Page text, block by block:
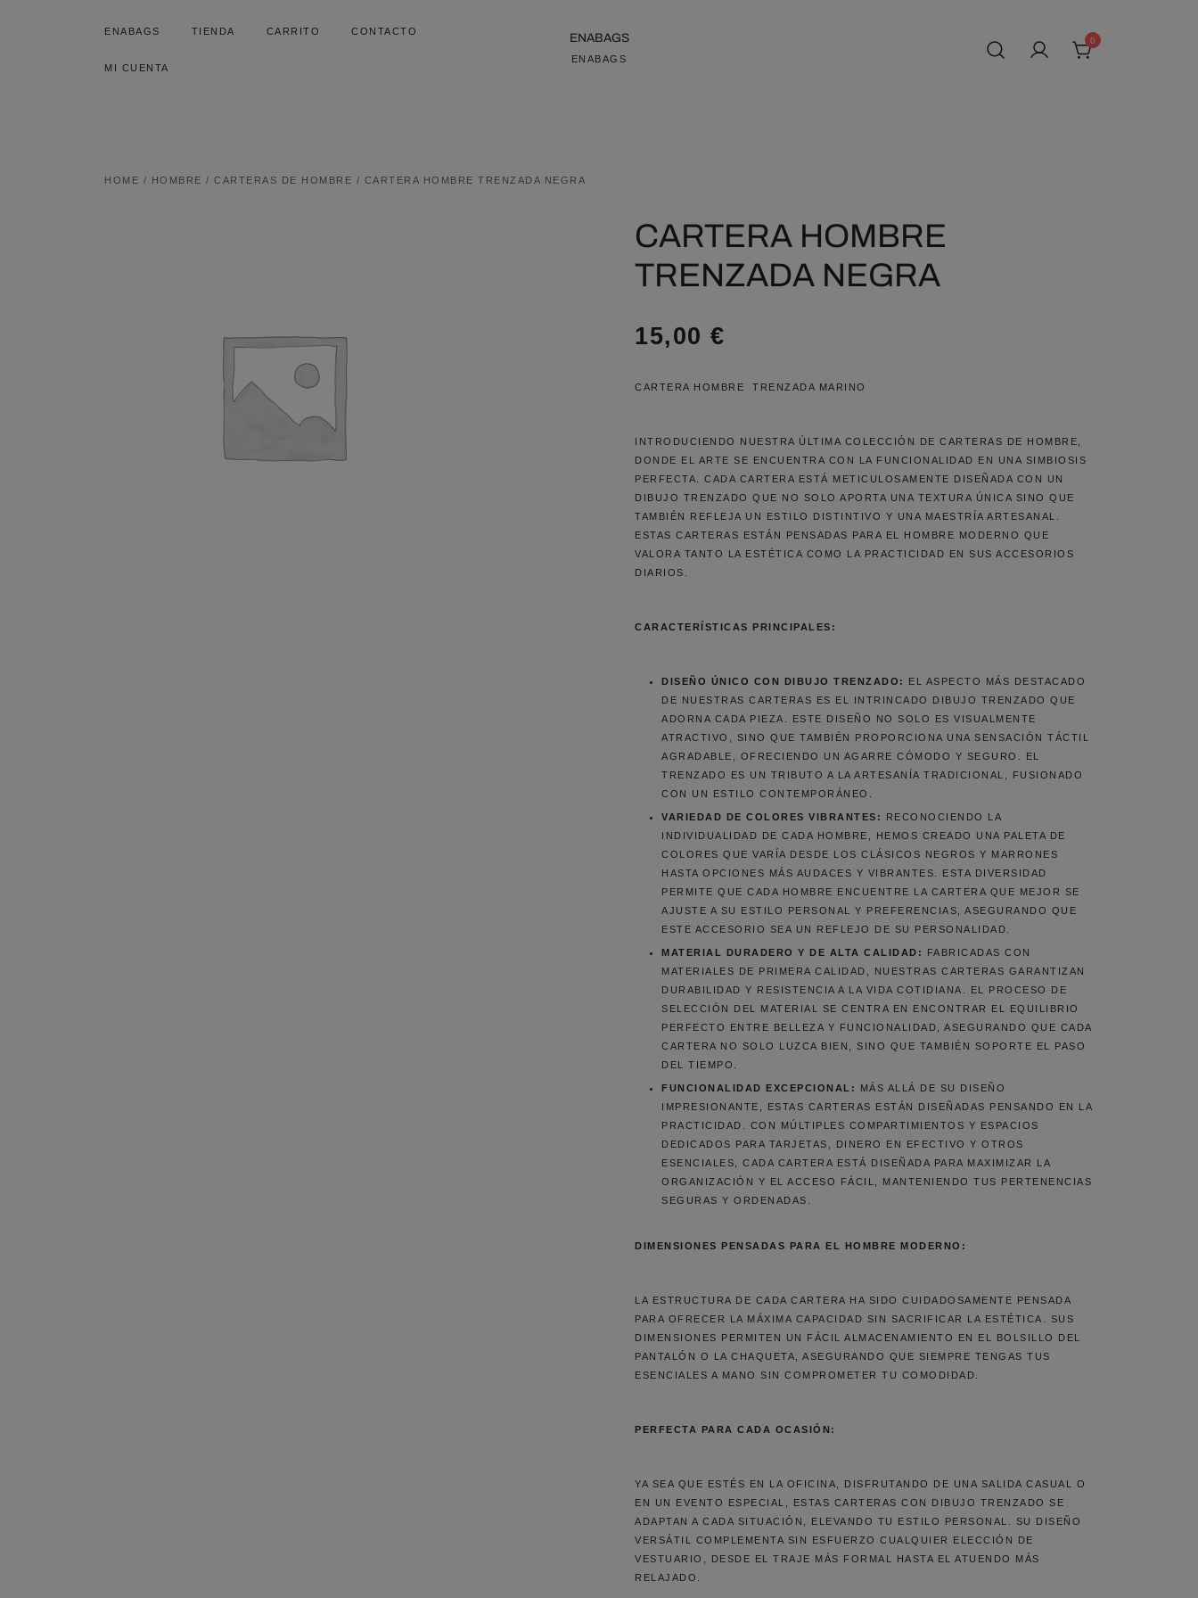
ENABAGS TIENDA CARRITO CONTACTO
MI CUENTA
ENABAGS
ENABAGS
0
HOME / HOMBRE / CARTERAS DE HOMBRE / CARTERA HOMBRE TRENZADA NEGRA
CARTERA HOMBRE
TRENZADA NEGRA
15,00 €
CARTERA HOMBRE TRENZADA MARINO
INTRODUCIENDO NUESTRA ÚLTIMA COLECCIÓN DE CARTERAS DE HOMBRE,
DONDE EL ARTE SE ENCUENTRA CON LA FUNCIONALIDAD EN UNA SIMBIOSIS
PERFECTA. CADA CARTERA ESTÁ METICULOSAMENTE DISEÑADA CON UN
DIBUJO TRENZADO QUE NO SOLO APORTA UNA TEXTURA ÚNICA SINO QUE
TAMBIÉN REFLEJA UN ESTILO DISTINTIVO Y UNA MAESTRÍA ARTESANAL.
ESTAS CARTERAS ESTÁN PENSADAS PARA EL HOMBRE MODERNO QUE
VALORA TANTO LA ESTÉTICA COMO LA PRACTICIDAD EN SUS ACCESORIOS
DIARIOS.
CARACTERÍSTICAS PRINCIPALES:
DISEÑO ÚNICO CON DIBUJO TRENZADO:
EL ASPECTO MÁS DESTACADO
DE NUESTRAS CARTERAS ES EL INTRINCADO DIBUJO TRENZADO QUE
ADORNA CADA PIEZA. ESTE DISEÑO NO SOLO ES VISUALMENTE
ATRACTIVO, SINO QUE TAMBIÉN PROPORCIONA UNA SENSACIÓN TÁCTIL
AGRADABLE, OFRECIENDO UN AGARRE CÓMODO Y SEGURO. EL
TRENZADO ES UN TRIBUTO A LA ARTESANÍA TRADICIONAL, FUSIONADO
CON UN ESTILO CONTEMPORÁNEO.
VARIEDAD DE COLORES VIBRANTES:
RECONOCIENDO LA
INDIVIDUALIDAD DE CADA HOMBRE, HEMOS CREADO UNA PALETA DE
COLORES QUE VARÍA DESDE LOS CLÁSICOS NEGROS Y MARRONES
HASTA OPCIONES MÁS AUDACES Y VIBRANTES. ESTA DIVERSIDAD
PERMITE QUE CADA HOMBRE ENCUENTRE LA CARTERA QUE MEJOR SE
AJUSTE A SU ESTILO PERSONAL Y PREFERENCIAS, ASEGURANDO QUE
ESTE ACCESORIO SEA UN REFLEJO DE SU PERSONALIDAD.
MATERIAL DURADERO Y DE ALTA CALIDAD:
FABRICADAS CON
MATERIALES DE PRIMERA CALIDAD, NUESTRAS CARTERAS GARANTIZAN
DURABILIDAD Y RESISTENCIA A LA VIDA COTIDIANA. EL PROCESO DE
SELECCIÓN DEL MATERIAL SE CENTRA EN ENCONTRAR EL EQUILIBRIO
PERFECTO ENTRE BELLEZA Y FUNCIONALIDAD, ASEGURANDO QUE CADA
CARTERA NO SOLO LUZCA BIEN, SINO QUE TAMBIÉN SOPORTE EL PASO
DEL TIEMPO.
FUNCIONALIDAD EXCEPCIONAL:
MÁS ALLÁ DE SU DISEÑO
IMPRESIONANTE, ESTAS CARTERAS ESTÁN DISEÑADAS PENSANDO EN LA
PRACTICIDAD. CON MÚLTIPLES COMPARTIMIENTOS Y ESPACIOS
DEDICADOS PARA TARJETAS, DINERO EN EFECTIVO Y OTROS
ESENCIALES, CADA CARTERA ESTÁ DISEÑADA PARA MAXIMIZAR LA
ORGANIZACIÓN Y EL ACCESO FÁCIL, MANTENIENDO TUS PERTENENCIAS
SEGURAS Y ORDENADAS.
DIMENSIONES PENSADAS PARA EL HOMBRE MODERNO:
LA ESTRUCTURA DE CADA CARTERA HA SIDO CUIDADOSAMENTE PENSADA
PARA OFRECER LA MÁXIMA CAPACIDAD SIN SACRIFICAR LA ESTÉTICA. SUS
DIMENSIONES PERMITEN UN FÁCIL ALMACENAMIENTO EN EL BOLSILLO DEL
PANTALÓN O LA CHAQUETA, ASEGURANDO QUE SIEMPRE TENGAS TUS
ESENCIALES A MANO SIN COMPROMETER TU COMODIDAD.
PERFECTA PARA CADA OCASIÓN:
YA SEA QUE ESTÉS EN LA OFICINA, DISFRUTANDO DE UNA SALIDA CASUAL O
EN UN EVENTO ESPECIAL, ESTAS CARTERAS CON DIBUJO TRENZADO SE
ADAPTAN A CADA SITUACIÓN, ELEVANDO TU ESTILO PERSONAL. SU DISEÑO
VERSÁTIL COMPLEMENTA SIN ESFUERZO CUALQUIER ELECCIÓN DE
VESTUARIO, DESDE EL TRAJE MÁS FORMAL HASTA EL ATUENDO MÁS
RELAJADO.